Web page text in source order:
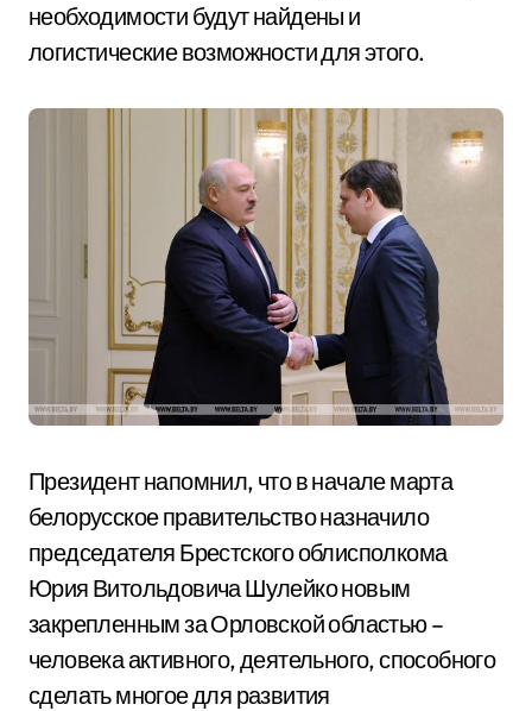
необходимости будут найдены и
логистические возможности для этого.
Президент напомнил, что в начале марта
белорусское правительство назначило
председателя Брестского облисполкома
Юрия Витольдовича Шулейко новым
закрепленным за Орловской областью –
человека активного, деятельного, способного
сделать многое для развития